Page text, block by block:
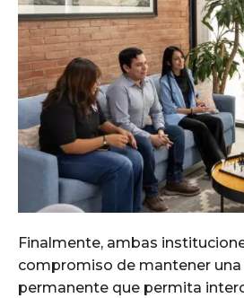
Finalmente, ambas
compromiso de mantener
permanente que permita